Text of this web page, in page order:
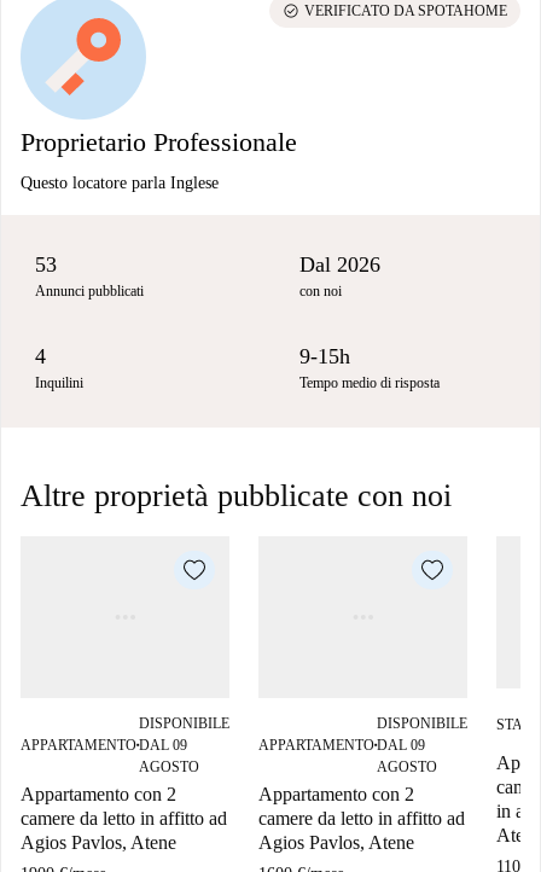
Proprietario Professionale
Questo locatore parla Inglese
check_circle VERIFICATO DA SPOTAHOME
53
Annunci pubblicati
Dal 2026
con noi
4
Inquilini
9-15h
Tempo medio di risposta
Altre proprietà pubblicate con noi
APPARTAMENTO■
DISPONIBILE
DAL 09
AGOSTO
Appartamento con 2
camere da letto in affitto ad
Agios Pavlos, Atene
APPARTAMENTO■
DISPONIBILE
DAL 09
AGOSTO
Appartamento con 2
camere da letto in affitto ad
Agios Pavlos, Atene
in
1100 €